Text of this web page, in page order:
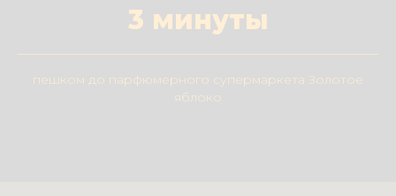
3 минуты
пешком до парфюмерного супермаркета Золотое
яблоко